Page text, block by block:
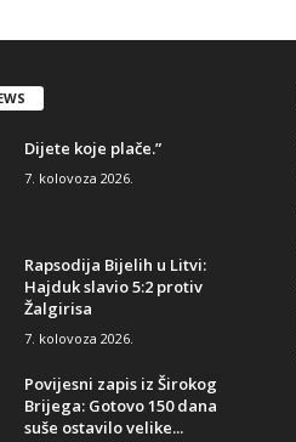
Dijete koje plače.”
7. kolovoza 2026.
Rapsodija Bijelih u Litvi:
Hajduk slavio 5:2 protiv
Žalgirisa
7. kolovoza 2026.
Povijesni zapis iz Širokog
Brijega: Gotovo 150 dana
suše ostavilo velike...